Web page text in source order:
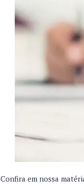
Confira em nossa